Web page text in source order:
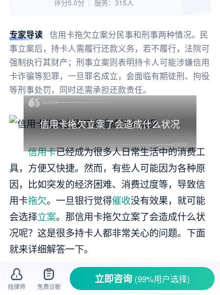
评分5.0分 服务： 315人
专家导读
信用卡拖欠立案分民事和刑事两种情况。民
事立案后，持卡人需履行还款义务，若不履行，法院可
强制执行其财产；刑事立案则表明持卡人可能涉嫌信用
卡诈骗等犯罪，一旦罪名成立，会面临有期徒刑、拘役
等刑事处罚，同时还需承担还款责任。
信用卡拖欠立案了会造成什么状况
信用卡已经成为很多人日常生活中的消费工
具，方便又快捷。然而，有些人可能因为各种原
因，比如突发的经济困难、消费过度等，导致信
用卡拖欠。一旦银行觉得催收没有效果，就可能
会选择立案。那信用卡拖欠立案了会造成什么状
况呢？这是很多持卡人都非常关心的问题。下面
就来详细解答一下。
一、面临 民事起诉及后果
找律师 免费诊断
立即咨询 (99%用户选择)